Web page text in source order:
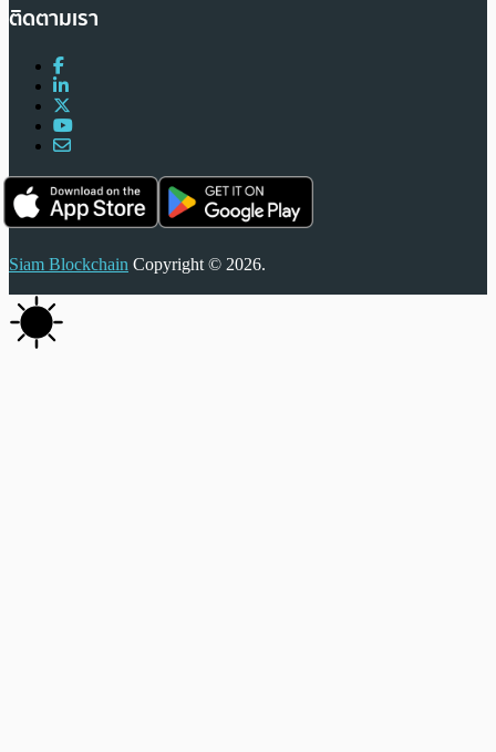
ติดตามเรา
Siam Blockchain Copyright © 2026.